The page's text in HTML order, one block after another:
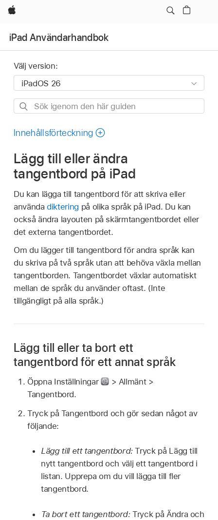
Apple
iPad Användarhandbok
Välj version:
Sök
den
guiden
Innehållsförteckning
Lägg till eller ändra
tangentbord på iPad
Du kan lägga till tangentbord för att skriva eller
användadiktering på olika språk på iPad. Du kan
också ändra layouten på skärmtangentbordet eller
det externa tangentbordet.
Om du lägger till tangentbord för andra språk kan
du skriva på två språk utan att behöva växla mellan
tangentborden. Tangentbordet växlar automatiskt
mellan de språk du använder oftast. (Inte
tillgängligt på alla språk.)
Lägg till eller ta bort ett
tangentbord för ett annat språk
Öppna Inställningar
> Allmänt >
Tangentbord.
Tryck på Tangentbord och gör sedan något av
följande:
Lägg till ett tangentbord:Tryck på Lägg till
nytt tangentbord och välj ett tangentbord i
listan. Upprepa om du vill lägga till fler
tangentbord.
Ta bort ett tangentbord:Tryck på Ändra och